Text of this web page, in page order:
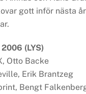
gott inför nästa
(LYS)
Otto Backe
Erik Brantzeg
Bengt